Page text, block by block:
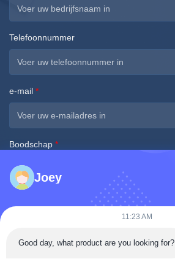
Telefoonnummer
e-mail *
Boodschap *
Nu indienen
Joey
11:23 AM
Good day, what product are you looking for?